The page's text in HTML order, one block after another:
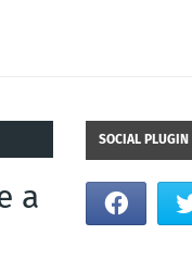
a
SOCIAL PLUGIN